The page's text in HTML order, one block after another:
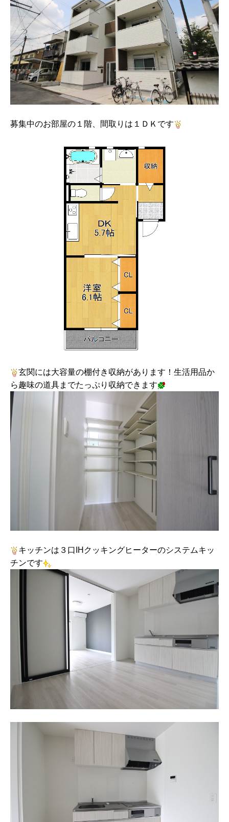
募集中のお部屋の１階、間取りは１ＤＫです
玄関には大容量の棚付き収納があります！生活用品か
ら趣味の道具までたっぷり収納できます
キッチンは３口IHクッキングヒーターのシステムキッ
チンです